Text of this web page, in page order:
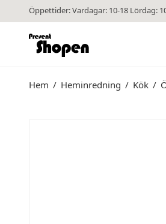
Öppettider: Vardagar: 10-18 Lördag:
Hem / Heminredning / Kök /